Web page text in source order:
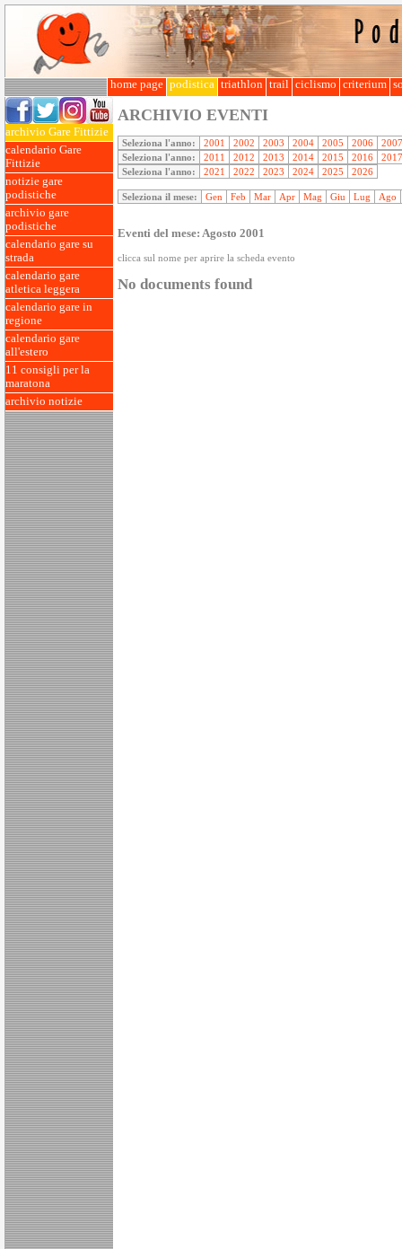
home page podistica triathlon trail ciclismo criterium
archivio Gare Fittizie
calendario Gare
Fittizie
notizie gare
podistiche
archivio gare
podistiche
calendario gare su
strada
calendario gare
atletica leggera
calendario gare in
regione
calendario gare
all'estero
11 consigli per la
maratona
archivio notizie
ARCHIVIO EVENTI
Seleziona l'anno: 2001 2002 2003 2004 2005 2006
2007
Seleziona l'anno:
2011 2012 2013 2014 2015 2016
2017
Seleziona l'anno:
2021 2022 2023 2024 2025 2026
Seleziona il mese: Gen Feb Mar Apr Mag Giu Lug Ago
Eventi del mese: Agosto 2001
clicca sul nome per aprire la scheda evento
No documents found